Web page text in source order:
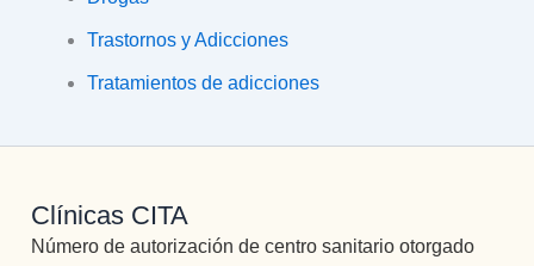
Trastornos y Adicciones
Tratamientos de adicciones
Clínicas CITA
Número de autorización de centro sanitario otorgado